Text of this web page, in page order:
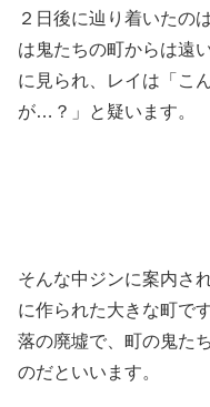
２日後に辿り着いたの
は鬼たちの町からは遠
に見られ、レイは「こ
が…？」と疑います。
そんな中ジンに案内さ
に作られた大きな町で
落の廃墟で、町の鬼た
のだといいます。